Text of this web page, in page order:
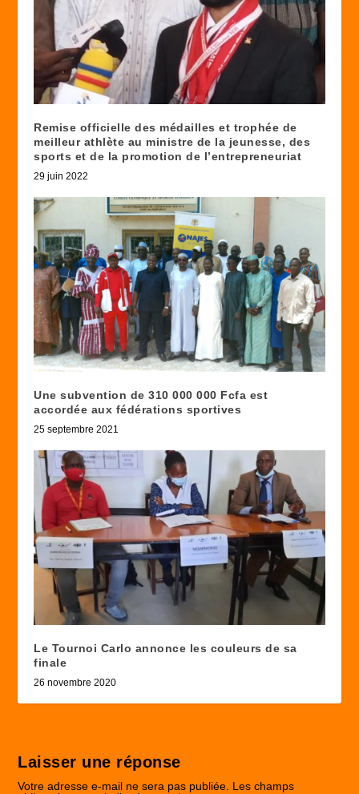
Remise officielle des médailles et trophée de
meilleur athlète au ministre de la jeunesse, des
sports et de la promotion de l’entrepreneuriat
29 juin 2022
Une subvention de 310 000 000 Fcfa est
accordée aux fédérations sportives
25 septembre 2021
Le Tournoi Carlo annonce les couleurs de sa
finale
26 novembre 2020
Laisser une réponse
Votre adresse e-mail ne sera pas publiée. Les champs